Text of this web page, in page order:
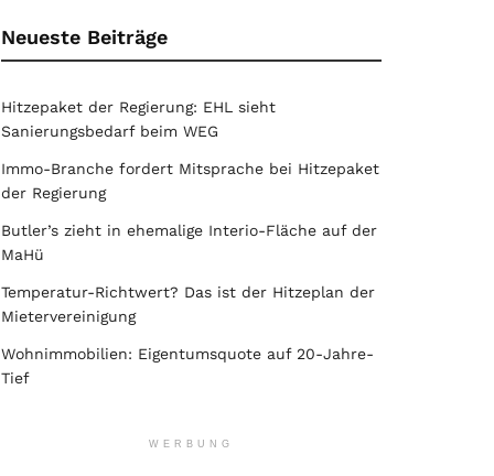
Neueste Beiträge
Hitzepaket der Regierung: EHL sieht
Sanierungsbedarf beim WEG
Immo-Branche fordert Mitsprache bei Hitzepaket
der Regierung
Butler’s zieht in ehemalige Interio-Fläche auf der
MaHü
Temperatur-Richtwert? Das ist der Hitzeplan der
Mietervereinigung
Wohnimmobilien: Eigentumsquote auf 20-Jahre-
Tief
WERBUNG